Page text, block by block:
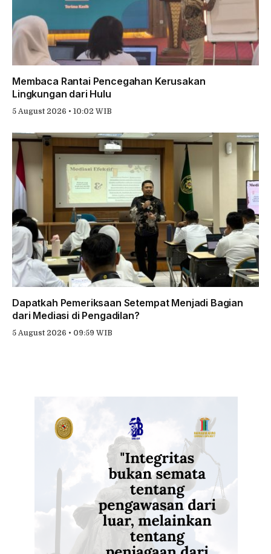
Membaca Rantai Pencegahan Kerusakan
Lingkungan dari Hulu
5 August 2026 • 10:02 WIB
Dapatkah Pemeriksaan Setempat Menjadi Bagian
dari Mediasi di Pengadilan?
5 August 2026 • 09:59 WIB